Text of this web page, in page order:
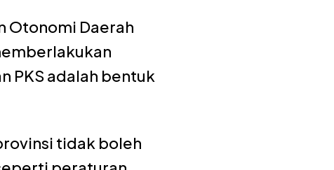
Otonomi Daerah
PKS adalah bentuk
tidak boleh